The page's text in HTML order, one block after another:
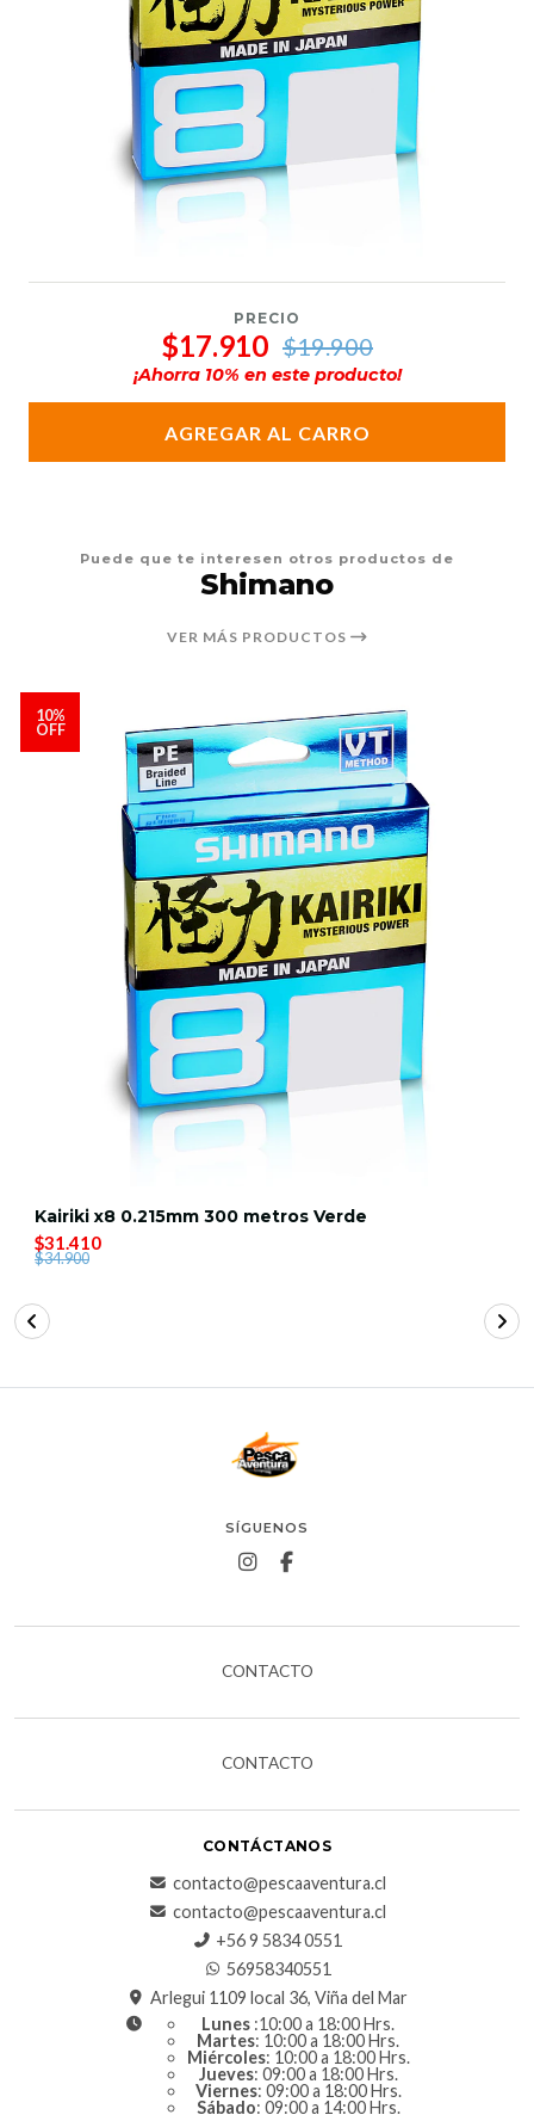
PRECIO
$17.910 $19.900
¡Ahorra 10% en este producto!
AGREGAR AL CARRO
Puede que te interesen otros productos de
Shimano
VER MÁS PRODUCTOS
10%
OFF
Kairiki x8 0.215mm 300 metros Verde
$31.410
$34.900
SÍGUENOS
CONTACTO
CONTACTO
CONTÁCTANOS
contacto@pescaaventura.cl
contacto@pescaaventura.cl
+56 9 5834 0551
56958340551
Arlegui 1109 local 36, Viña del Mar
Lunes :10:00 a 18:00 Hrs.
Martes: 10:00 a 18:00 Hrs.
Miércoles: 10:00 a 18:00 Hrs.
Jueves: 09:00 a 18:00 Hrs.
Viernes: 09:00 a 18:00 Hrs.
Sábado: 09:00 a 14:00 Hrs.